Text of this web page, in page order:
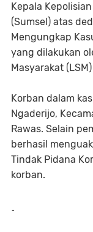
Kepala
(Sumsel) atas
Mengungkap
yang dilakukan
Masyarakat
Korban dalam
Ngaderijo,
Rawas. Selain
berhasil
Tindak Pidana
korban.
-